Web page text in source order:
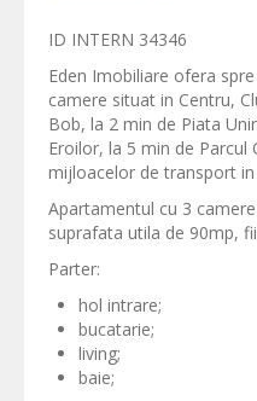
ID INTERN 34346
Eden Imobiliare ofera
camere situat in Centru,
Bob, la 2 min de Piata
Eroilor, la 5 min de Parcul
mijloacelor de transport
Apartamentul cu 3
suprafata utila de 90mp,
Parter:
hol intrare;
bucatarie;
living;
baie;